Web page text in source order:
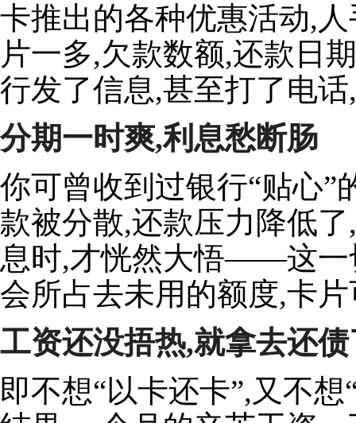
卡推出的各种优惠活动,
片一多,欠款数额,还款日
行发了信息,甚至打了电
分期一时爽,利息愁断肠
你可曾收到过银行“贴心”
款被分散,还款压力降低
息时,才恍然大悟——这一
会所占去未用的额度,卡
工资还没捂热,就拿去还债
即不想“以卡还卡”,又不